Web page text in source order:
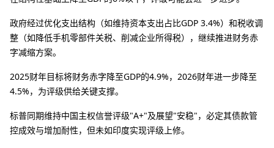
政府经过优化支出结构（如维持资本支出占比GDP 3.4%）和税收调
整（如降低手机零部件关税、削减企业所得税），继续推进财务赤
字减缩方案。
2025财年目标将财务赤字降至GDP的4.9%，2026财年进一步降至
4.5%，为评级供给关键支撑。
标普同期维持中国主权信誉评级"A+"及展望"安稳"，必定其债款管
控成效与增加耐性，但未如印度实现评级上修。